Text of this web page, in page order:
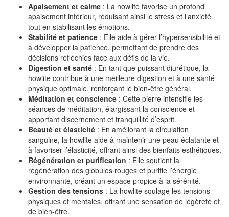
Apaisement et calme : La howlite favorise un profond
apaisement intérieur, réduisant ainsi le stress et l’anxiété
tout en stabilisant les émotions.
Stabilité et patience : Elle aide à gérer l’hypersensibilité et
à développer la patience, permettant de prendre des
décisions réfléchies face aux défis de la vie.
Digestion et santé : En tant que puissant diurétique, la
howlite contribue à une meilleure digestion et à une santé
physique optimale, renforçant le bien-être général.
Méditation et conscience : Cette pierre intensifie les
séances de méditation, élargissant la conscience et
apportant discernement et tranquillité d’esprit.
Beauté et élasticité : En améliorant la circulation
sanguine, la howlite aide à maintenir une peau éclatante et
à favoriser l’élasticité, offrant ainsi des bienfaits esthétiques.
Régénération et purification : Elle soutient la
régénération des globules rouges et purifie l’énergie
environnante, créant un espace propice à la sérénité.
Gestion des tensions : La howlite soulage les tensions
physiques et mentales, offrant une sensation de légèreté et
de bien-être.